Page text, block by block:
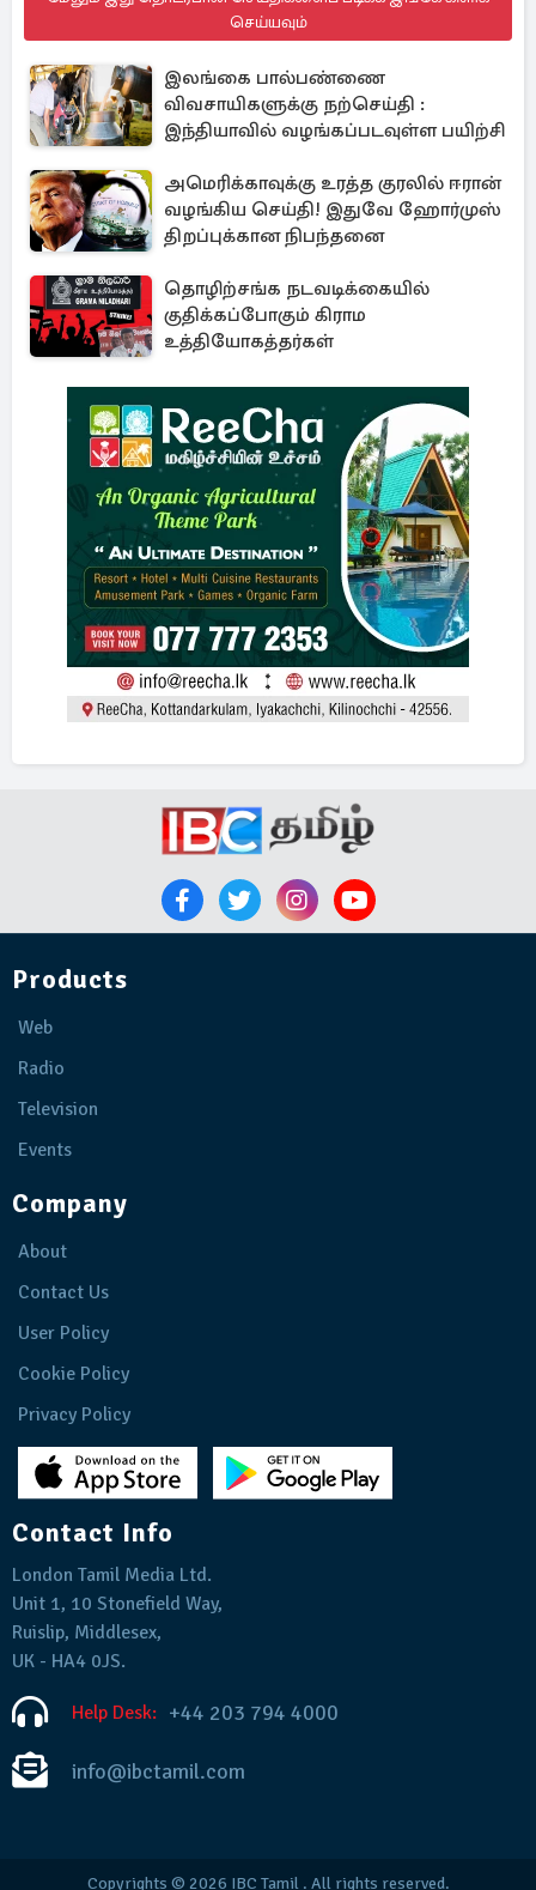
செய்யவும்
இலங்கை பால்பண்ணை
விவசாயிகளுக்கு நற்செய்தி :
இந்தியாவில் வழங்கப்படவுள்ள பயிற்சி
அமெரிக்காவுக்கு உரத்த குரலில் ஈரான்
வழங்கிய செய்தி! இதுவே ஹோர்முஸ்
திறப்புக்கான நிபந்தனை
தொழிற்சங்க நடவடிக்கையில்
குதிக்கப்போகும் கிராம
உத்தியோகத்தர்கள்
Products
Web
Radio
Television
Events
Company
About
Contact Us
User Policy
Cookie Policy
Privacy Policy
Contact Info
London Tamil Media Ltd.
Unit 1, 10 Stonefield Way,
Ruislip, Middlesex,
UK - HA4 0JS.
Help Desk: +44 203 794 4000
info@ibctamil.com
Copyrights © 2026 IBC Tamil. All rights reserved.